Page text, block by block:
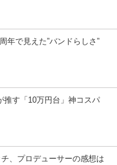
年で見えた”バンドらしさ”
推す「10万円台」神コスパ
チ、プロデューサーの感想は